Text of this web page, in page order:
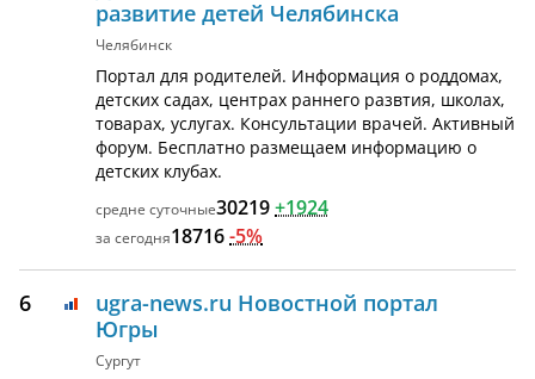
развитие детей Челябинска
Челябинск
Портал для родителей. Информация о роддомах,
детских садах, центрах раннего развтия, школах,
товарах, услугах. Консультации врачей. Активный
форум. Бесплатно размещаем информацию о
детских клубах.
30219+1924
18716-5%
6
ugra-news.ru Новостной портал
Югры
Сургут